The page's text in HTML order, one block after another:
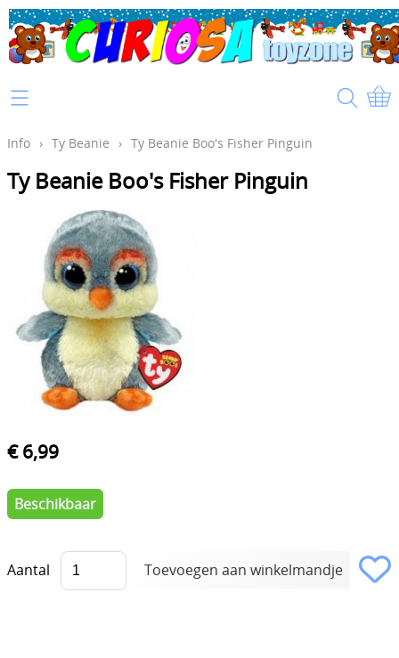
Home
Info
Mijn account
Info › Ty Beanie › Ty Beanie Boo's Fisher Pinguin
Ty Beanie Boo's Fisher Pinguin
€ 6,99
Beschikbaar
Aantal